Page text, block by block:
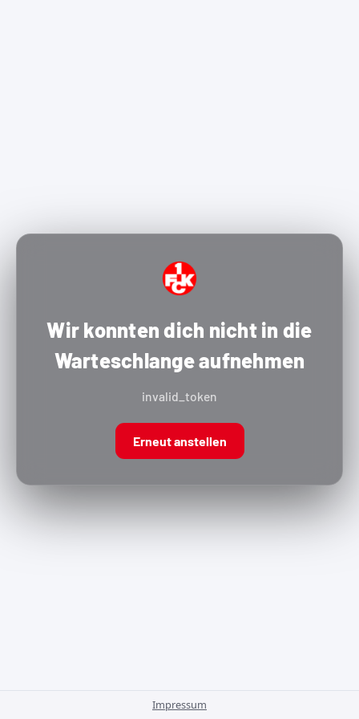
Wir konnten dich nicht in die
Warteschlange aufnehmen
invalid_token
Erneut anstellen
Impressum